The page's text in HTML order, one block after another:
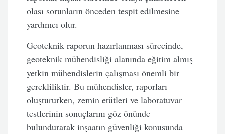
olası sorunların önceden tespit edilmesine
yardımcı olur.
Geoteknik raporun hazırlanması sürecinde,
geoteknik mühendisliği alanında eğitim almış
yetkin mühendislerin çalışması önemli bir
gerekliliktir. Bu mühendisler, raporları
oluştururken, zemin etütleri ve laboratuvar
testlerinin sonuçlarını göz önünde
bulundurarak inşaatın güvenliği konusunda